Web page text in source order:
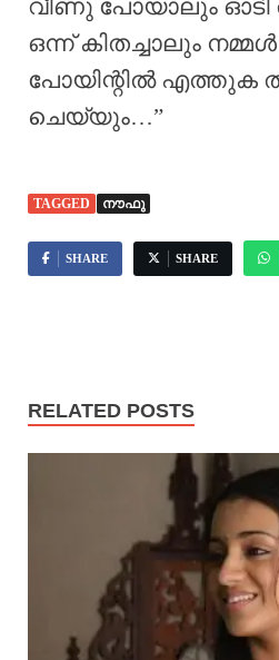
വീണു പോയാലും ഓടി
ഒന്ന് കിതച്ചാലും
പോയിന്റിൽ എത്തുക
ചെയ്യും…”
TAGGED നൗഫു
SHARE SHARE
RELATED POSTS